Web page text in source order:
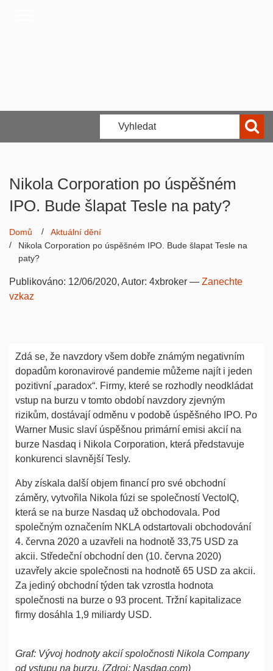
Nikola Corporation po úspěšném
IPO. Bude šlapat Tesle na paty?
Domů
Aktuální dění
Nikola Corporation po úspěšném IPO. Bude šlapat Tesle na
paty?
Publikováno: 12/06/2020, Autor: 4xbroker — Zanechte
vzkaz
Zdá se, že navzdory všem dobře známým negativním
dopadům koronavirové pandemie můžeme najít i jeden
pozitivní „paradox“. Firmy, které se rozhodly neodkládat
vstup na burzu v tomto období navzdory zjevným
rizikům, dostávají odměnu v podobě úspěšného IPO. Po
Warner Music slaví úspěšnou primární emisi akcií na
burze Nasdaq i Nikola Corporation, která představuje
konkurenci slavnější Tesly.
Aby získala další objem financí pro své obchodní
záměry, vytvořila Nikola fúzi se společností VectoIQ,
která se na burze Nasdaq už obchodovala. Pod
společným označením NKLA odstartovali obchodování
4. června 2020 a uzavřeli na hodnotě 33,75 USD za
akcii. Středeční obchodní den (10. června 2020)
uzavřely akcie společnosti na hodnotě 65 USD za akcii.
Za jediný obchodní týden tak vzrostla hodnota
společnosti na burze o 93 procent. Tržní kapitalizace
firmy dosáhla 1,9 miliardy USD.
Graf: Vývoj hodnoty akcií spoločnosti Nikola Company
od vstupu na burzu. (Zdroj: Nasdaq.com)